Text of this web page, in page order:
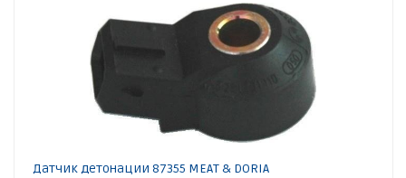
Датчик детонации 87355 MEAT & DORIA